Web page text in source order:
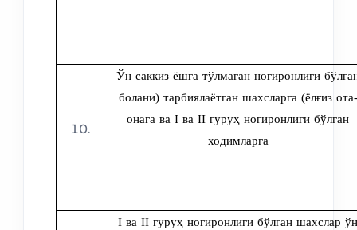
Ўн саккиз ёшга тўлмаган ногиронлиги
болани) тарбиялаётган шахсларга (ёлғиз ота-
онага ва I ва II гуруҳ ногиронлиги бўлган
ходимларга
I ва II гуруҳ ногиронлиги бўлган шахслар ўн